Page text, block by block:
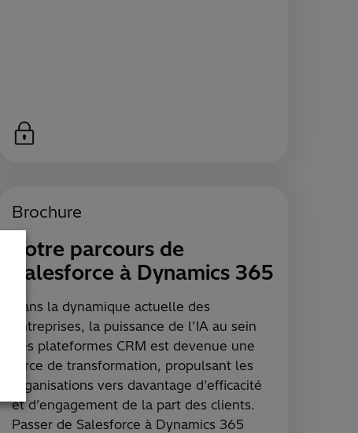
Brochure
Votre parcours de
Salesforce à Dynamics 365
Dans la dynamique actuelle des
entreprises, la puissance de l’IA au sein
des plateformes CRM est devenue une
force de transformation, propulsant les
organisations vers davantage d’efficacité
et d’engagement de la part des clients.
Passer de Salesforce à Dynamics 365